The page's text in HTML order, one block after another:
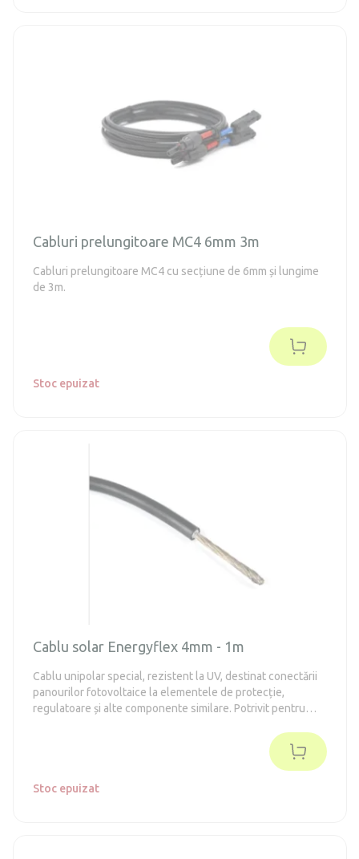
Cabluri prelungitoare MC4 6mm 3m
Cabluri prelungitoare MC4 cu secțiune de 6mm și lungime
de 3m.
Stoc epuizat
Cablu solar Energyflex 4mm - 1m
Cablu unipolar special, rezistent la UV, destinat conectării
panourilor fotovoltaice la elementele de protecție,
regulatoare și alte componente similare. Potrivit pentru
Stoc epuizat